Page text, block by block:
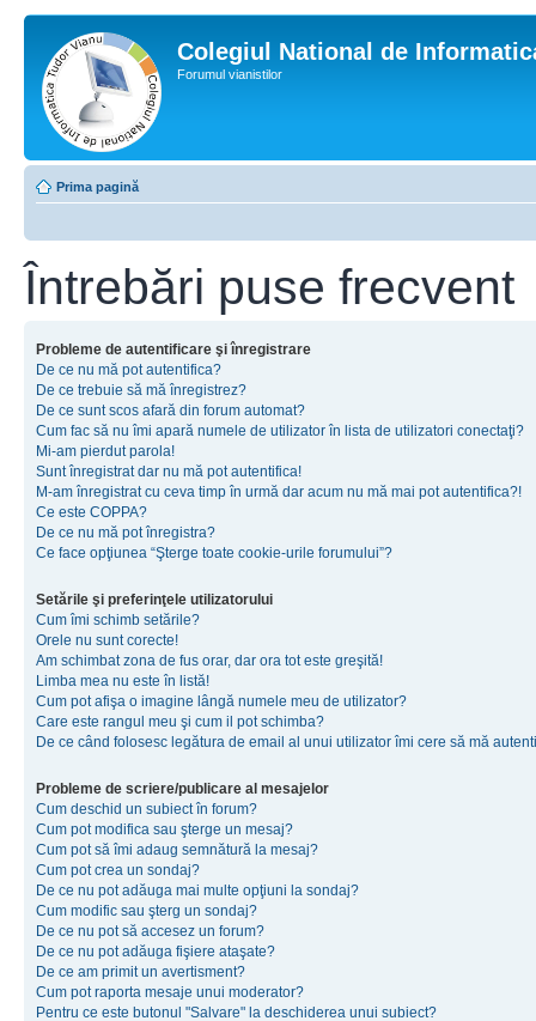
Colegiul National de
Forumul vianistilor
Prima pagină
Întrebări puse frecvent
Probleme de autentificare şi înregistrare
De ce nu mă pot autentifica?
De ce trebuie să mă înregistrez?
De ce sunt scos afară din forum automat?
Cum fac să nu îmi apară numele de utilizator în lista de utilizatori conectaţi?
Mi-am pierdut parola!
Sunt înregistrat dar nu mă pot autentifica!
M-am înregistrat cu ceva timp în urmă dar acum nu mă mai pot autentifica?!
Ce este COPPA?
De ce nu mă pot înregistra?
Ce face opţiunea “Şterge toate cookie-urile forumului”?
Setările şi preferinţele utilizatorului
Cum îmi schimb setările?
Orele nu sunt corecte!
Am schimbat zona de fus orar, dar ora tot este greşită!
Limba mea nu este în listă!
Cum pot afişa o imagine lângă numele meu de utilizator?
Care este rangul meu şi cum il pot schimba?
De ce când folosesc legătura de email al unui utilizator îmi cere să mă
Probleme de scriere/publicare al mesajelor
Cum deschid un subiect în forum?
Cum pot modifica sau şterge un mesaj?
Cum pot să îmi adaug semnătură la mesaj?
Cum pot crea un sondaj?
De ce nu pot adăuga mai multe opţiuni la sondaj?
Cum modific sau şterg un sondaj?
De ce nu pot să accesez un forum?
De ce nu pot adăuga fişiere ataşate?
De ce am primit un avertisment?
Cum pot raporta mesaje unui moderator?
Pentru ce este butonul "Salvare" la deschiderea unui subiect?